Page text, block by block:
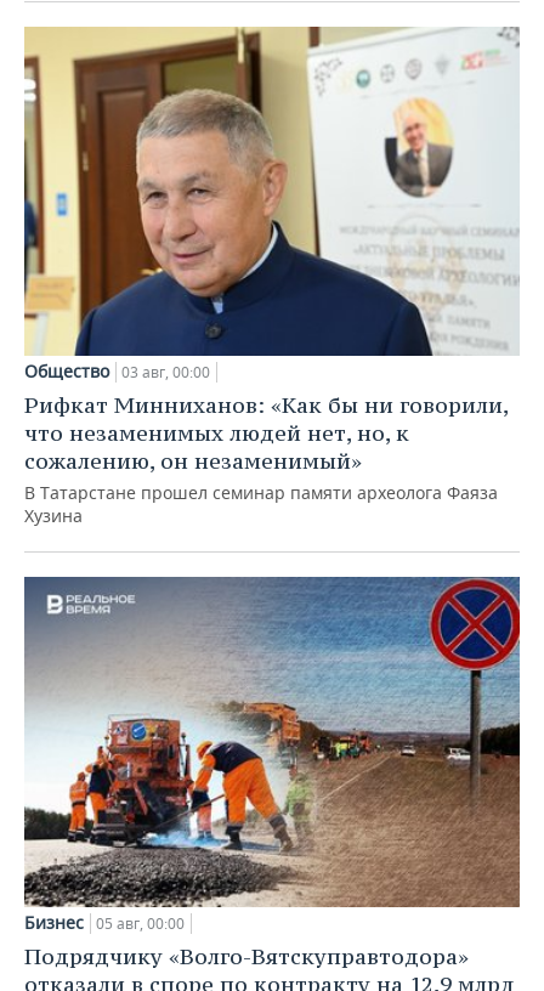
Общество 03 авг, 00:00
Рифкат Минниханов: «Как бы ни говорили,
что незаменимых людей нет, но, к
сожалению, он незаменимый»
В Татарстане прошел семинар памяти археолога Фаяза
Хузина
Бизнес 05 авг, 00:00
Подрядчику «Волго-Вятскуправтодора»
отказали в споре по контракту на 12,9 млрд